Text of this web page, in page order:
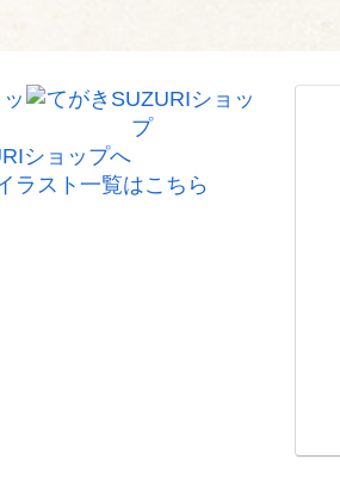
ショップへ
ラスト一覧はこちら